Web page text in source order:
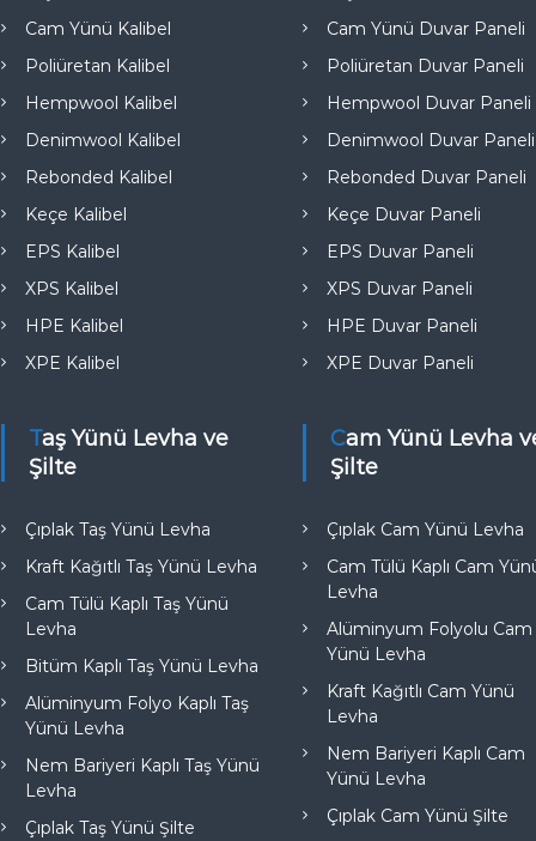
Cam Yünü Kalibel
Poliüretan Kalibel
Hempwool Kalibel
Denimwool Kalibel
Rebonded Kalibel
Keçe Kalibel
EPS Kalibel
XPS Kalibel
HPE Kalibel
XPE Kalibel
Taş Yünü Levha ve
Şilte
Çıplak Taş Yünü Levha
Kraft Kağıtlı Taş Yünü Levha
Cam Tülü Kaplı Taş Yünü
Levha
Bitüm Kaplı Taş Yünü Levha
Alüminyum Folyo Kaplı Taş
Yünü Levha
Nem Bariyeri Kaplı Taş Yünü
Levha
Çıplak Taş Yünü Şilte
Cam Yünü Duvar Paneli
Poliüretan Duvar Paneli
Hempwool Duvar Paneli
Denimwool Duvar Paneli
Rebonded Duvar Paneli
Keçe Duvar Paneli
EPS Duvar Paneli
XPS Duvar Paneli
HPE Duvar Paneli
XPE Duvar Paneli
Cam Yünü Levha ve
Şilte
Çıplak Cam Yünü Levha
Cam Tülü Kaplı Cam
Levha
Alüminyum Folyolu Cam
Yünü Levha
Kraft Kağıtlı Cam Yünü
Levha
Nem Bariyeri Kaplı Cam
Yünü Levha
Çıplak Cam Yünü Şilte